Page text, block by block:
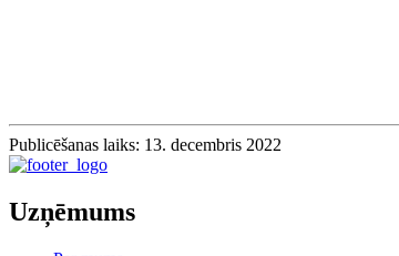
Publicēšanas laiks: 13. decembris 2022
Uzņēmums